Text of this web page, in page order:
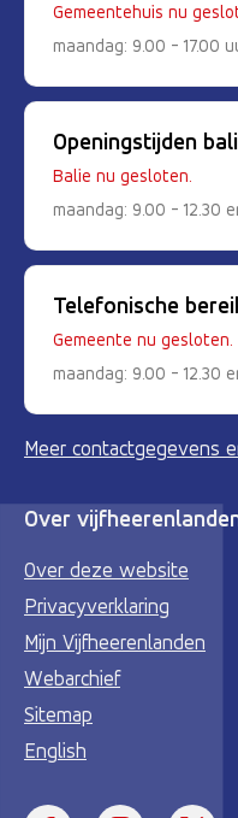
Gemeentehuis nu
maandag: 9.00 - 17.00
Openingstijden
Balie nu gesloten.
maandag: 9.00 - 12.30
Telefonische
Gemeente nu gesloten.
maandag: 9.00 - 12.30
Meer contactgegevens
Over
Over deze website
Privacyverklaring
Mijn Vijfheerenlanden
Webarchief
Sitemap
English